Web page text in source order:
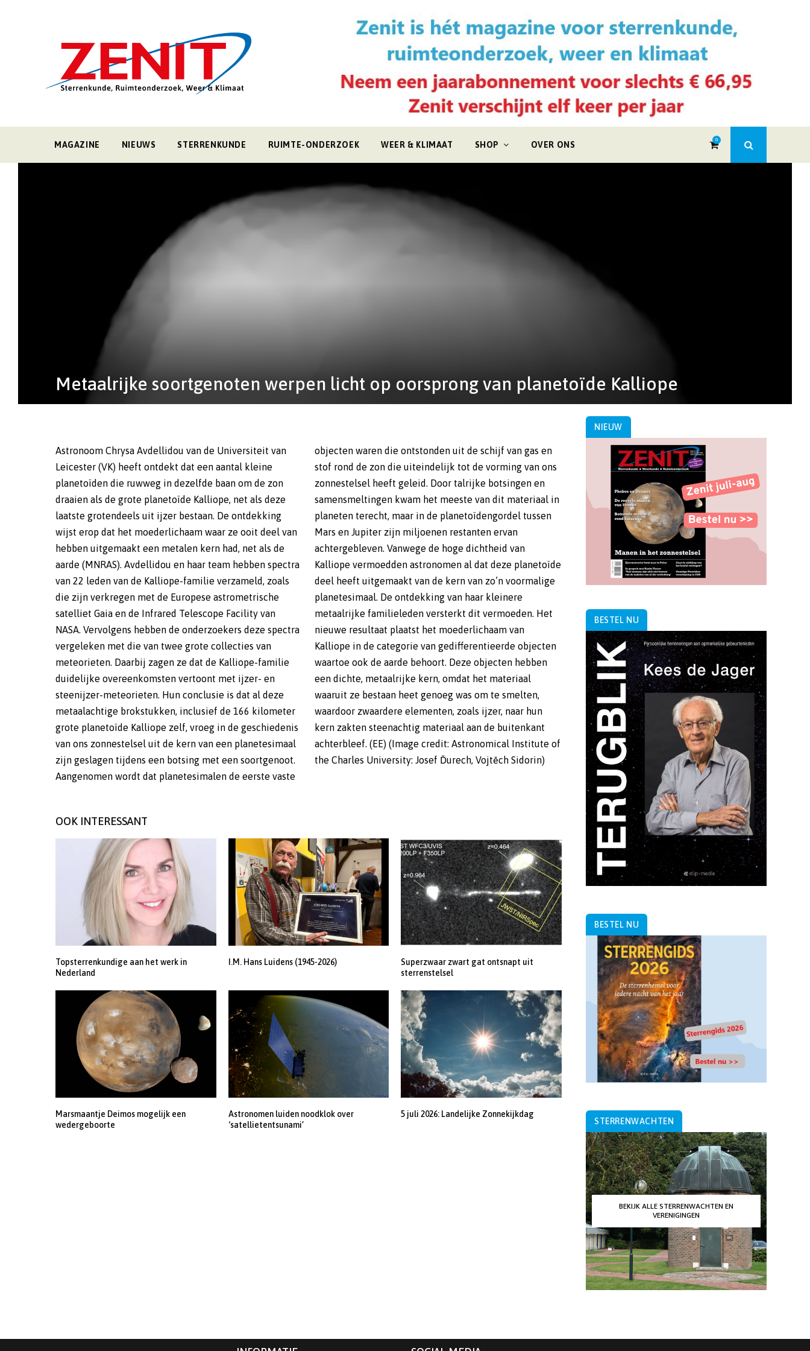
MAGAZINE NIEUWS STERRENKUNDE RUIMTE-ONDERZOEK WEER & KLIMAAT SHOP OVER ONS
0
Metaalrijke soortgenoten werpen licht op oorsprong van planetoïde Kalliope
Astronoom Chrysa Avdellidou van de Universiteit van
Leicester (VK) heeft ontdekt dat een aantal kleine
planetoïden die ruwweg in dezelfde baan om de zon
draaien als de grote planetoïde Kalliope, net als deze
laatste grotendeels uit ijzer bestaan. De ontdekking
wijst erop dat het moederlichaam waar ze ooit deel van
hebben uitgemaakt een metalen kern had, net als de
aarde (MNRAS). Avdellidou en haar team hebben spectra
van 22 leden van de Kalliope-familie verzameld, zoals
die zijn verkregen met de Europese astrometrische
satelliet Gaia en de Infrared Telescope Facility van
NASA. Vervolgens hebben de onderzoekers deze spectra
vergeleken met die van twee grote collecties van
meteorieten. Daarbij zagen ze dat de Kalliope-familie
duidelijke overeenkomsten vertoont met ijzer- en
steenijzer-meteorieten. Hun conclusie is dat al deze
metaalachtige brokstukken, inclusief de 166 kilometer
grote planetoïde Kalliope zelf, vroeg in de geschiedenis
van ons zonnestelsel uit de kern van een planetesimaal
zijn geslagen tijdens een botsing met een soortgenoot.
Aangenomen wordt dat planetesimalen de eerste vaste
objecten waren die ontstonden uit de schijf van gas en
stof rond de zon die uiteindelijk tot de vorming van ons
zonnestelsel heeft geleid. Door talrijke botsingen en
samensmeltingen kwam het meeste van dit materiaal in
planeten terecht, maar in de planetoïdengordel tussen
Mars en Jupiter zijn miljoenen restanten ervan
achtergebleven. Vanwege de hoge dichtheid van
Kalliope vermoedden astronomen al dat deze planetoïde
deel heeft uitgemaakt van de kern van zo’n voormalige
planetesimaal. De ontdekking van haar kleinere
metaalrijke familieleden versterkt dit vermoeden. Het
nieuwe resultaat plaatst het moederlichaam van
Kalliope in de categorie van gedifferentieerde objecten
waartoe ook de aarde behoort. Deze objecten hebben
een dichte, metaalrijke kern, omdat het materiaal
waaruit ze bestaan heet genoeg was om te smelten,
waardoor zwaardere elementen, zoals ijzer, naar hun
kern zakten steenachtig materiaal aan de buitenkant
achterbleef. (EE) (Image credit: Astronomical Institute of
the Charles University: Josef Ďurech, Vojtěch Sidorin)
OOK INTERESSANT
Topsterrenkundige aan het werk in
Nederland
I.M. Hans Luidens (1945-2026)
Superzwaar zwart gat ontsnapt uit
sterrenstelsel
Marsmaantje Deimos mogelijk een
wedergeboorte
Astronomen luiden noodklok over
‘satellietentsunami’
5 juli 2026: Landelijke Zonnekijkdag
NIEUW
BESTEL NU
BESTEL NU
STERRENWACHTEN
BEKIJK ALLE STERRENWACHTEN EN
VERENIGINGEN